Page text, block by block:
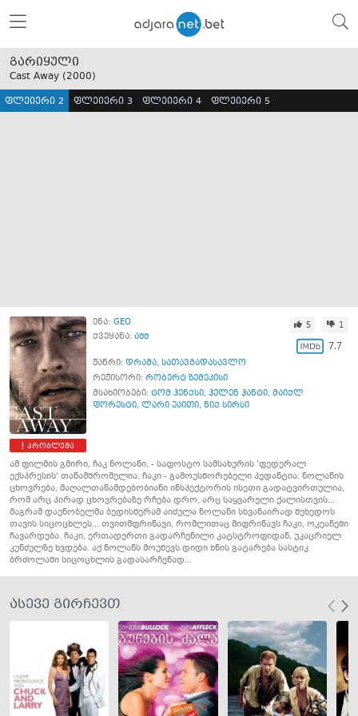
გარიყული
Cast Away (2000)
ფლეიერი 2 ფლეიერი 3 ფლეიერი 4 ფლეიერი 5
პრობლემა
ენა: GEO
ქვეყანა: აშშ
5 1
7.7
ჟანრი: დრამა, სათავგადასავლო
რეჟისორი: რობერტ ზემეკისი
მსახიობები: ტომ ჰენქსი, ჰელენ ჰანტი, მაიქლ
ფორესტი, ლარი უაითი, ნიქ სირსი
ამ ფილმის გმირი, ჩაკ ნოლანი, - საფოსტო სამსახურის 'ფედერალ
ექსპრესის' თანამშრომელია. ჩაკი - გამოუსწორებელი პედანტია. ნოლანის
ცხოვრება, მაღალთანამდებობიანი ინსპექტორის ისეთი გადატვირთულია,
რომ არც პირად ცხოვრებაზე რჩება დრო, არც საყვარელი ქალისთვის...
მაგრამ დაუნობელმა ბედისწერამ აიძულა ნოლანი სხვანაირად შეხედოს
თავის სიცოცხლეს... თვითმფრინავი, რომლითაც მიფრინავს ჩაკი, ოკეანეში
ჩავარდება. ჩაკი, ერთადერთი გადარჩენილი კატსტროფიდან, უკაცრიელ
კუნძულზე ხვდება. აქ ნოლანს მოუწევს დიდი ხნის გატარება სასტიკ
ბრძოლაში სიცოცხლის გადასარჩენად...
ასევე გირჩევთ